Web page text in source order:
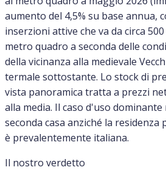
aumento del 4,5% su base annua,
inserzioni attive che va da circa
metro quadro a seconda delle
della vicinanza alla medievale
termale sottostante. Lo stock di
vista panoramica tratta a prezzi
alla media. Il caso d'uso dominante
seconda casa anziché la residenza
è prevalentemente italiana.
Il nostro verdetto